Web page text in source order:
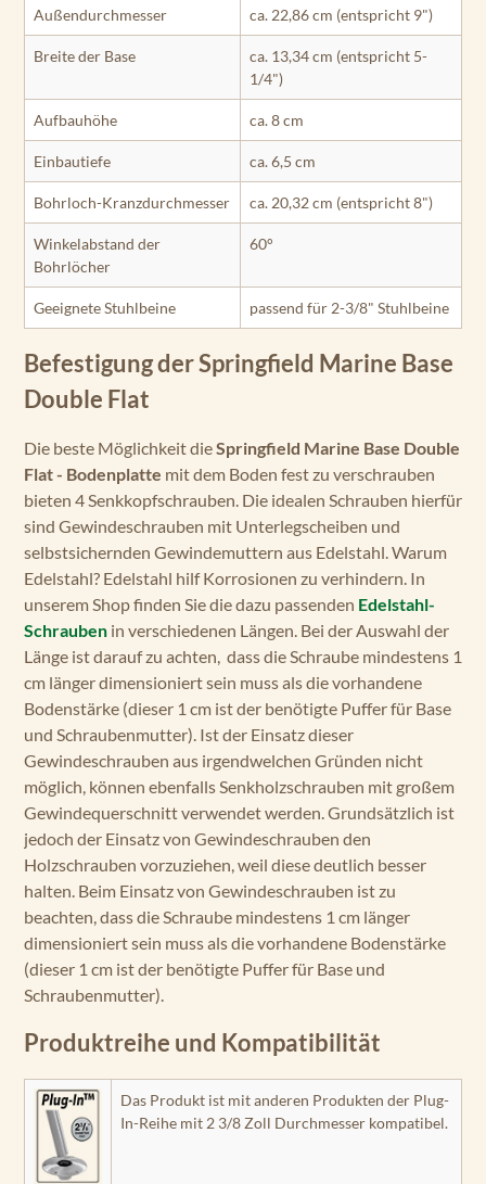
Außendurchmesser ca. 22,86 cm (entspricht 9")
Breite der Base
ca. 13,34 cm (entspricht 5-
1/4")
Aufbauhöhe ca. 8 cm
Einbautiefe ca. 6,5 cm
Bohrloch-Kranzdurchmesser ca. 20,32 cm (entspricht 8")
Winkelabstand der
Bohrlöcher
60°
Geeignete Stuhlbeine passend für 2-3/8" Stuhlbeine
Befestigung der Springfield Marine Base
Double Flat
Die beste Möglichkeit dieSpringfield Marine Base Double
Flat - Bodenplatte mit dem Boden fest zu verschrauben
bieten 4 Senkkopfschrauben. Die idealen Schrauben hierfür
sind Gewindeschrauben mit Unterlegscheiben und
selbstsichernden Gewindemuttern aus Edelstahl. Warum
Edelstahl? Edelstahl hilf Korrosionen zu verhindern. In
unserem Shop finden Sie die dazu passenden Edelstahl-
Schrauben in verschiedenen Längen. Bei der Auswahl der
Länge ist darauf zu achten, dass die Schraube mindestens 1
cm länger dimensioniert sein muss als die vorhandene
Bodenstärke (dieser 1 cm ist der benötigte Puffer für Base
und Schraubenmutter). Ist der Einsatz dieser
Gewindeschrauben aus irgendwelchen Gründen nicht
möglich, können ebenfalls Senkholzschrauben mit großem
Gewindequerschnitt verwendet werden. Grundsätzlich ist
jedoch der Einsatz von Gewindeschrauben den
Holzschrauben vorzuziehen, weil diese deutlich besser
halten. Beim Einsatz von Gewindeschrauben ist zu
beachten, dass die Schraube mindestens 1 cm länger
dimensioniert sein muss als die vorhandene Bodenstärke
(dieser 1 cm ist der benötigte Puffer für Base und
Schraubenmutter).
Produktreihe und Kompatibilität
Das Produkt ist mit anderen Produkten der Plug-
In-Reihe mit 2 3/8 Zoll Durchmesser kompatibel.